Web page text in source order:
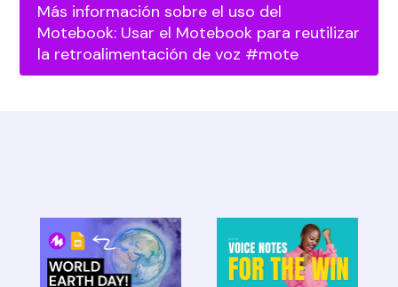
Más información sobre el uso del
Motebook: Usar el Motebook para reutilizar
la retroalimentación de voz #mote